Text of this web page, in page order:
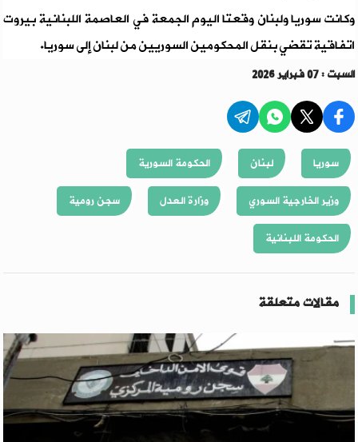
وكانت سوريا ولبنان وقعتا اليوم الجمعة في العاصمة اللبنانية بيروت
اتفاقية تقضي بنقل المحكومين السوريين من لبنان إلى سوريا.
السبت : 07 فبراير 2026
سوريا لبنان
الحكومة السورية
وزير الخارجية السوري
وزارة العدل
سجن رومية
الحكومة اللبنانية
مقالات متعلقة